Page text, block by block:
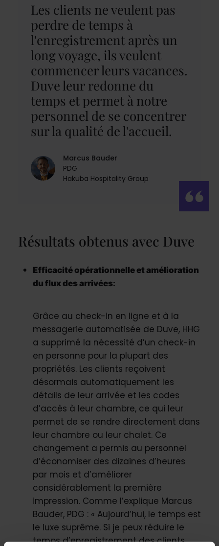
Les clients ne veulent pas
perdre de temps à
l'enregistrement après un
long voyage, ils veulent
commencer leurs vacances.
Duve leur redonne du
temps et permet à notre
personnel de se concentrer
sur la qualité de l'accueil.
Marcus Bauder
PDG
Hakuba Hospitality Group
Résultats obtenus avec Duve
Efficacité opérationnelle et amélioration
du flux des arrivées:
Grâce au check-in en ligne et à la
messagerie automatisée de Duve, HHG
a supprimé la nécessité d’un check-in
en personne pour la plupart des
propriétés. Les clients reçoivent
désormais automatiquement les
détails de leur arrivée et les codes
d’accès à leur chambre, ce qui leur
permet de se rendre directement dans
leur chambre ou leur chalet. Ce
changement a permis au personnel
d’économiser des dizaines d’heures
par mois et d’améliorer
considérablement la première
impression. Comme l’explique Marcus
Bauder, PDG : « Aujourd’hui, le temps est
le luxe suprême. Si je peux réduire le
temps d’enregistrement des clients,